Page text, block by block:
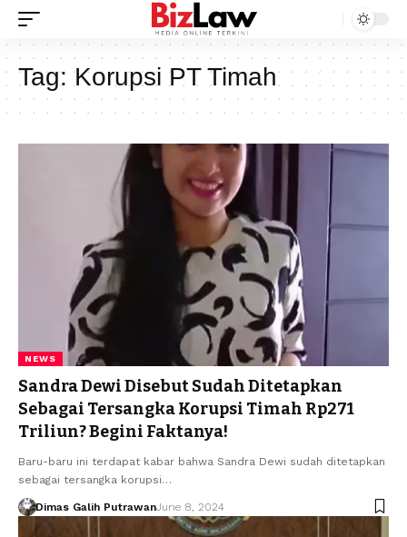
Tag:Korupsi PT Timah
NEWS
Sandra Dewi Disebut Sudah Ditetapkan
Sebagai Tersangka Korupsi Timah Rp271
Triliun? Begini Faktanya!
Baru-baru ini terdapat kabar bahwa Sandra Dewi sudah ditetapkan
sebagai tersangka korupsi…
Dimas Galih PutrawanJune 8, 2024